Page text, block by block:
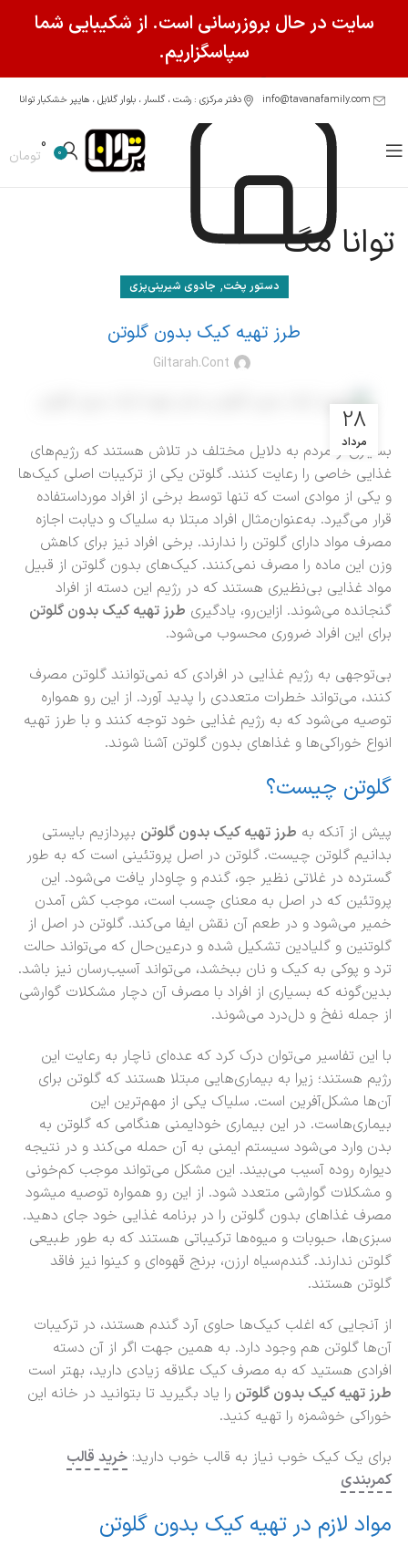
دفتر مرکزی : رشت ، گلسار ، بلوار گلایل ، هایپر خشکبار توانا
0
0
تومان
توانا مگ
دستور پخت, جادوی شیرینی‌پزی
طرز تهیه کیک بدون گلوتن
Giltarah.cont
28
مرداد
بسیاری از مردم به دلایل مختلف در تلاش هستند که رژیم‌های
غذایی خاصی را رعایت کنند. گلوتن یکی از ترکیبات اصلی کیک‌ها
و یکی از موادی است که تنها توسط برخی از افراد مورداستفاده
قرار می‌گیرد. به‌عنوان‌مثال افراد مبتلا به سلیاک و دیابت اجازه
مصرف مواد دارای گلوتن را ندارند. برخی افراد نیز برای کاهش
وزن این ماده را مصرف نمی‌کنند. کیک‌های بدون گلوتن از قبیل
مواد غذایی بی‌نظیری هستند که در رژیم این دسته از افراد
گنجانده می‌شوند. ازاین‌رو، یادگیری طرز تهیه کیک بدون گلوتن
برای این افراد ضروری محسوب می‌شود.
بی‌توجهی به رژیم غذایی در افرادی که نمی‌توانند گلوتن مصرف
کنند، می‌تواند خطرات متعددی را پدید آورد. از این رو همواره
توصیه می‌شود که به رژیم غذایی خود توجه کنند و با طرز تهیه
انواع خوراکی‌ها‌ و غذاهای بدون گلوتن آشنا شوند.
گلوتن چیست؟
پیش از آنکه به طرز تهیه کیک بدون گلوتن بپردازیم بایستی
بدانیم گلوتن چیست. گلوتن در اصل پروتئینی است که به طور
گسترده در غلاتی نظیر جو، گندم و چاودار یافت می‌شود. این
پروتئین که در اصل به معنای چسب است، موجب کش آمدن
خمیر می‌شود و در طعم آن نقش ایفا می‌کند. گلوتن در اصل از
گلوتنین و گلیادین تشکیل شده و درعین‌حال که می‌تواند حالت
ترد و پوکی به کیک و نان ببخشد، می‌تواند آسیب‌رسان نیز باشد.
بدین‌گونه که بسیاری از افراد با مصرف آن دچار مشکلات گوارشی
از جمله نفخ و دل‌درد می‌شوند.
با این تفاسیر می‌توان درک کرد که عده‌ای ناچار به رعایت این
رژیم هستند؛ زیرا به بیماری‌هایی مبتلا هستند که گلوتن برای
آن‌ها مشکل‌آفرین است. سلیاک یکی از مهم‌ترین این
بیماری‌هاست. در این بیماری خودایمنی هنگامی که گلوتن به
بدن وارد می‌شود سیستم ایمنی به آن حمله می‌کند و در نتیجه
دیواره روده آسیب می‌بیند. این مشکل می‌تواند موجب کم‌خونی
و مشکلات گوارشی متعدد شود. از این رو همواره توصیه می‎شود
مصرف غذاهای بدون گلوتن را در برنامه غذایی خود جای دهید.
سبزی‌ها، حبوبات و میوه‌ها ترکیباتی هستند که به طور طبیعی
گلوتن ندارند. گندم‌سیاه ارزن، برنج قهوه‌ای و کینوا نیز فاقد
گلوتن هستند.
از آنجایی که اغلب کیک‌ها حاوی آرد گندم هستند، در ترکیبات
آن‌ها گلوتن هم وجود دارد. به همین جهت اگر از آن دسته
افرادی هستید که به مصرف کیک علاقه زیادی دارید، بهتر است
طرز تهیه کیک بدون گلوتن را یاد بگیرید تا بتوانید در خانه این
خوراکی خوشمزه را تهیه کنید.
برای یک کیک خوب نیاز به قالب خوب دارید: خرید قالب
کمربندی
مواد لازم در تهیه کیک بدون گلوتن
سایت در حال بروزرسانی است. از شکیبایی شما
سپاسگزاریم.